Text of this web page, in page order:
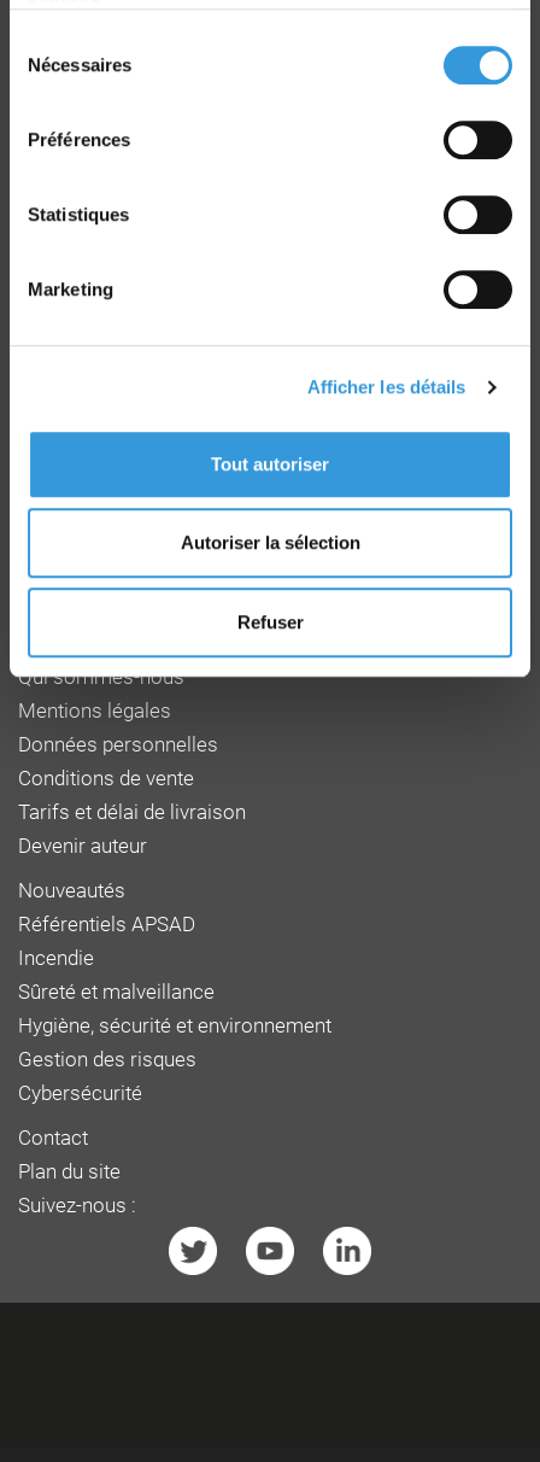
Nécessaires
Préférences
Statistiques
Marketing
Afficher les détails
Tout autoriser
Autoriser la sélection
Refuser
F 27950 SAINT MARCEL
www.faceaurisque.com
Qui sommes-nous
Mentions légales
Données personnelles
Conditions de vente
Tarifs et délai de livraison
Devenir auteur
Nouveautés
Référentiels APSAD
Incendie
Sûreté et malveillance
Hygiène, sécurité et environnement
Gestion des risques
Cybersécurité
Contact
Plan du site
Suivez-nous :